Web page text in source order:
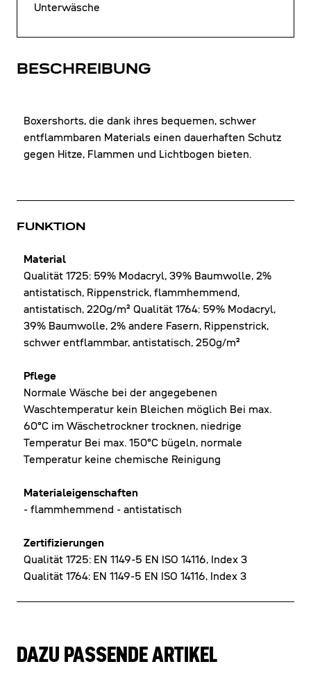
BESCHREIBUNG
Boxershorts, die dank ihres bequemen, schwer
entflammbaren Materials einen dauerhaften Schutz
gegen Hitze, Flammen und Lichtbogen bieten.
FUNKTION
Material
Qualität 1725: 59% Modacryl, 39% Baumwolle, 2%
antistatisch, Rippenstrick, flammhemmend,
antistatisch, 220g/m² Qualität 1764: 59% Modacryl,
39% Baumwolle, 2% andere Fasern, Rippenstrick,
schwer entflammbar, antistatisch, 250g/m²
Pflege
Normale Wäsche bei der angegebenen
Waschtemperatur kein Bleichen möglich Bei max.
60°C im Wäschetrockner trocknen, niedrige
Temperatur Bei max. 150°C bügeln, normale
Temperatur keine chemische Reinigung
Materialeigenschaften
- flammhemmend - antistatisch
Zertifizierungen
Qualität 1725: EN 1149-5 EN ISO 14116, Index 3
Qualität 1764: EN 1149-5 EN ISO 14116, Index 3
Unterwäsche
DAZU PASSENDE ARTIKEL